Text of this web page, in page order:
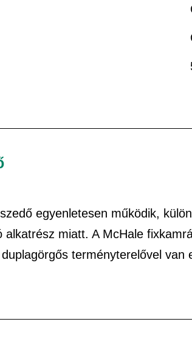
egyenletesen működik,
miatt. A McHale
terményterelővel